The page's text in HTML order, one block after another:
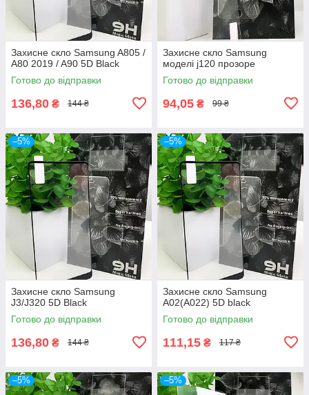
Захисне скло Samsung A805 /
A80 2019 / A90 5D Black
Готово до відправки
136,80 ₴ 144 ₴
Захисне скло Samsung
моделі j120 прозоре
Готово до відправки
94,05 ₴ 99 ₴
–5%
Захисне скло Samsung
J3/J320 5D Black
Готово до відправки
136,80 ₴ 144 ₴
–5%
Захисне скло Samsung
A02(A022) 5D black
Готово до відправки
111,15 ₴ 117 ₴
–5% –5%